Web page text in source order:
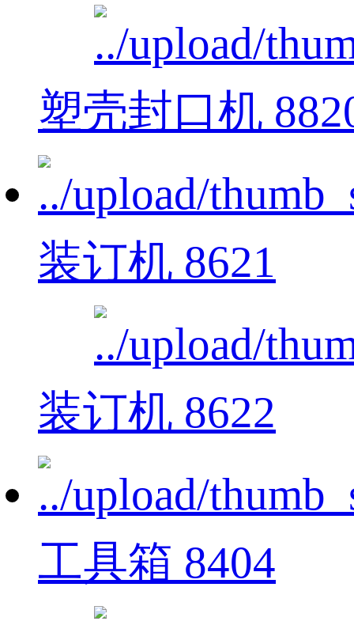
塑壳封口机
装订机 8621
装订机 8622
工具箱 8404